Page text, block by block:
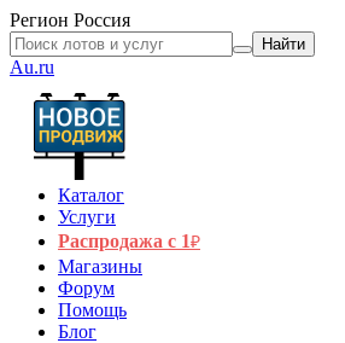
Регион Россия
Найти
Au.ru
Каталог
Услуги
Распродажа с 1₽
Магазины
Форум
Помощь
Блог